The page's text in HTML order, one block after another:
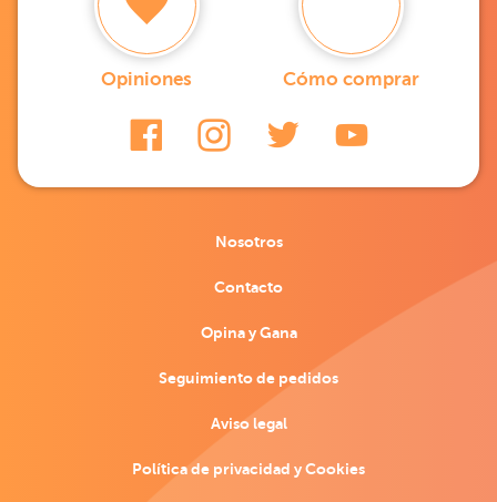
Opiniones Cómo comprar
Nosotros
Contacto
Opina y Gana
Seguimiento de pedidos
Aviso legal
Política de privacidad y Cookies